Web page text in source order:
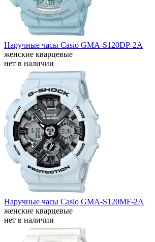
Наручные часы Casio GMA-S120DP-2A
женские кварцевые
нет в наличии
Наручные часы Casio GMA-S120MF-2A
женские кварцевые
нет в наличии